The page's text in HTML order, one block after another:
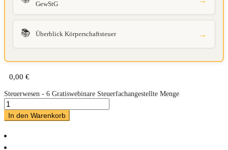
GewStG
📚 Überblick Körperschaftsteuer →
0,00 €
Steuerwesen - 6 Gratiswebinare Steuerfachangestellte Menge
In den Warenkorb